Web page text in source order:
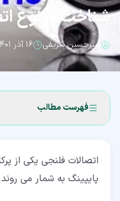
شناخت 7 نوع اتصالات فلنجی
امیرحسین شریفی ۱۶ آذر ۱۴۰۱
فهرست مطالب
اتصالات فلنجی یکی از
پایپینگ به شمار می